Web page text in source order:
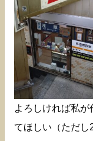
よろしければ私
てほしい（ただし